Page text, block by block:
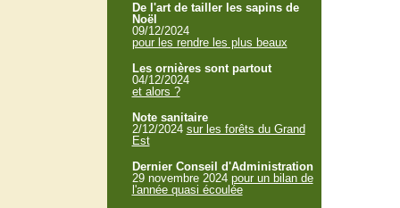
De l'art de tailler les sapins de
Noël
09/12/2024
pour les rendre les plus beaux
Les ornières sont partout
04/12/2024
et alors ?
Note sanitaire
2/12/2024 sur les forêts du Grand
Est
Dernier Conseil d'Administration
29 novembre 2024 pour un bilan de
l'année quasi écoulée